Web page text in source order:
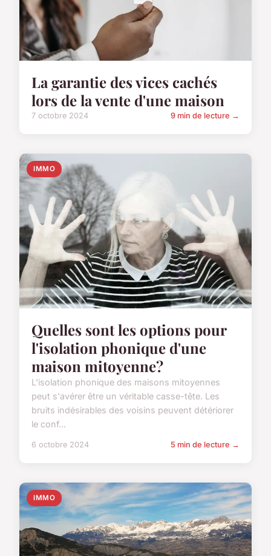
La garantie des vices cachés
lors de la vente d'une maison
7 octobre 2024 9 min de lecture →
IMMO
Quelles sont les options pour
l'isolation phonique d'une
maison mitoyenne?
L'isolation phonique des maisons mitoyennes
peut s'avérer être un véritable casse-tête. Les
bruits indésirables des voisins peuvent détériorer
le conf...
6 octobre 2024 5 min de lecture →
IMMO